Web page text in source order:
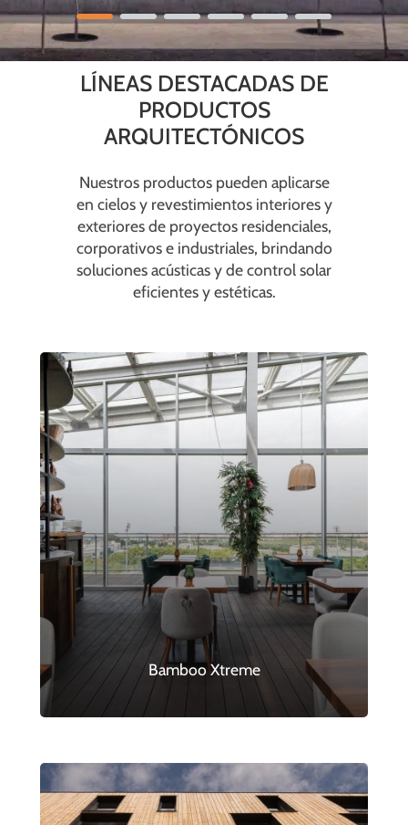
LÍNEAS DESTACADAS DE
PRODUCTOS
ARQUITECTÓNICOS
Nuestros productos pueden aplicarse
en cielos y revestimientos interiores y
exteriores de proyectos residenciales,
corporativos e industriales, brindando
soluciones acústicas y de control solar
eficientes y estéticas.
Bamboo Xtreme